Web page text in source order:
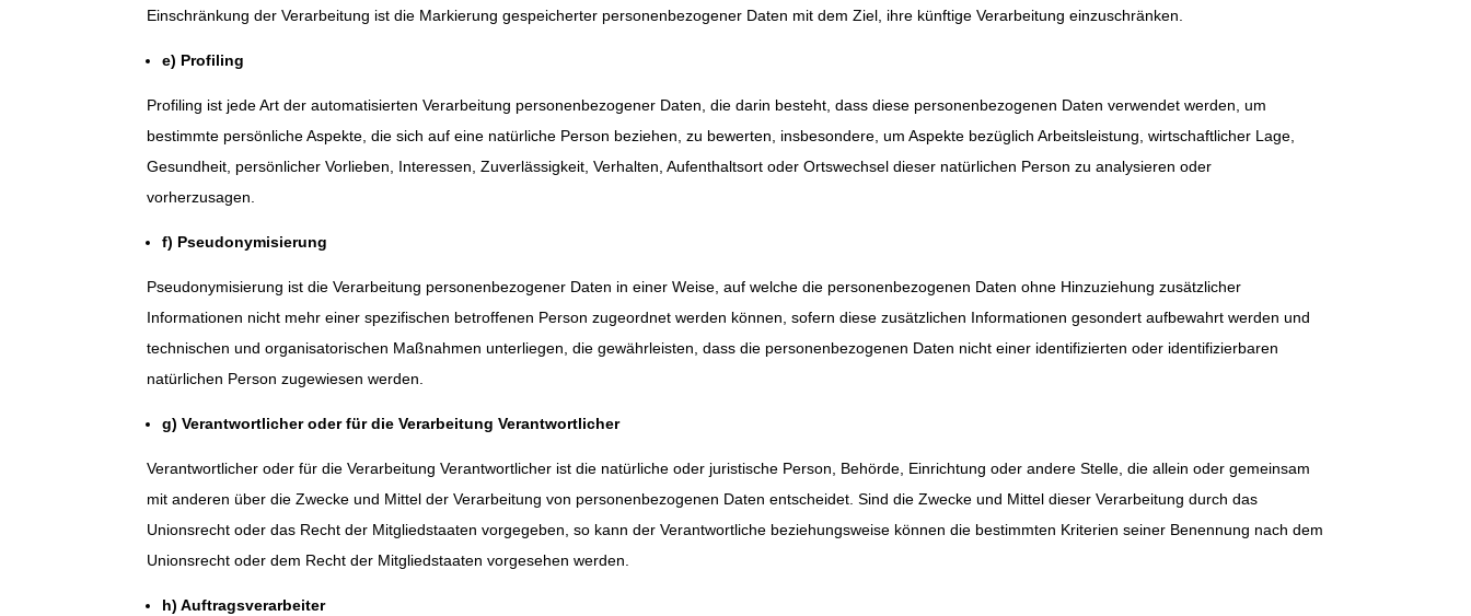
Einschränkung der Verarbeitung ist die Markierung gespeicherter personenbezogener Daten mit dem Ziel, ihre künftige Verarbeitung einzuschränken.
e) Profiling
Profiling ist jede Art der automatisierten Verarbeitung personenbezogener Daten, die darin besteht, dass diese personenbezogenen Daten verwendet werden, um
bestimmte persönliche Aspekte, die sich auf eine natürliche Person beziehen, zu bewerten, insbesondere, um Aspekte bezüglich Arbeitsleistung, wirtschaftlicher Lage,
Gesundheit, persönlicher Vorlieben, Interessen, Zuverlässigkeit, Verhalten, Aufenthaltsort oder Ortswechsel dieser natürlichen Person zu analysieren oder
vorherzusagen.
f) Pseudonymisierung
Pseudonymisierung ist die Verarbeitung personenbezogener Daten in einer Weise, auf welche die personenbezogenen Daten ohne Hinzuziehung zusätzlicher
Informationen nicht mehr einer spezifischen betroffenen Person zugeordnet werden können, sofern diese zusätzlichen Informationen gesondert aufbewahrt werden und
technischen und organisatorischen Maßnahmen unterliegen, die gewährleisten, dass die personenbezogenen Daten nicht einer identifizierten oder identifizierbaren
natürlichen Person zugewiesen werden.
g) Verantwortlicher oder für die Verarbeitung Verantwortlicher
Verantwortlicher oder für die Verarbeitung Verantwortlicher ist die natürliche oder juristische Person, Behörde, Einrichtung oder andere Stelle, die allein oder gemeinsam
mit anderen über die Zwecke und Mittel der Verarbeitung von personenbezogenen Daten entscheidet. Sind die Zwecke und Mittel dieser Verarbeitung durch das
Unionsrecht oder das Recht der Mitgliedstaaten vorgegeben, so kann der Verantwortliche beziehungsweise können die bestimmten Kriterien seiner Benennung nach dem
Unionsrecht oder dem Recht der Mitgliedstaaten vorgesehen werden.
h) Auftragsverarbeiter